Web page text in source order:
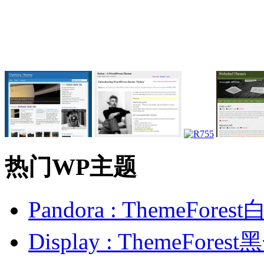
热门WP主题
Pandora : ThemeForest
Display : ThemeForest